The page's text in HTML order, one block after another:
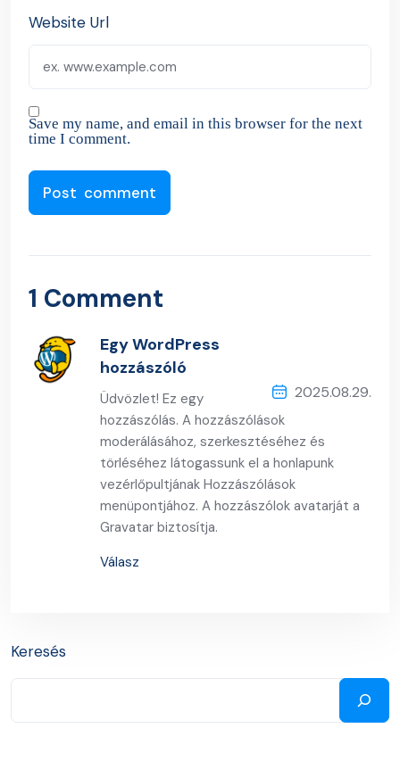
Website Url
Save my name, and email in this browser for the next
time I comment.
1 Comment
Egy WordPress
hozzászóló
2025.08.29.
Üdvözlet! Ez egy
hozzászólás. A hozzászólások
moderálásához, szerkesztéséhez és
törléséhez látogassunk el a honlapunk
vezérlőpultjának Hozzászólások
menüpontjához. A hozzászólok avatarját a
Gravatar biztosítja.
Válasz
Keresés